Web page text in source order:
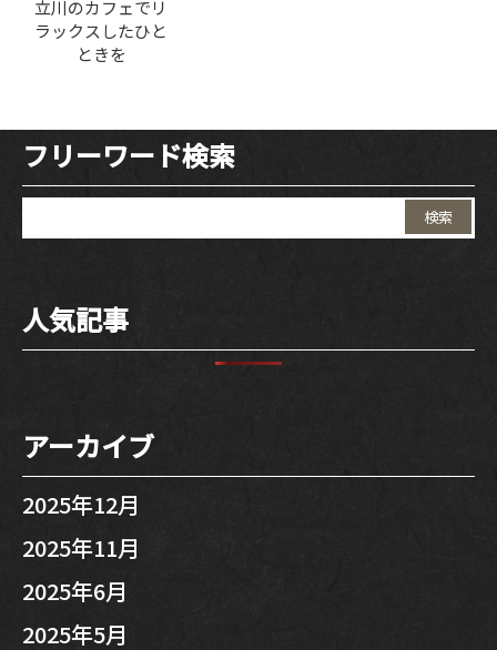
INTERIOR
MOVIE
ACCESS /
JP EN
立川のカフェでリ
ラックスしたひと
ときを
フリーワード検索
人気記事
アーカイブ
2025年12月
2025年11月
2025年6月
2025年5月